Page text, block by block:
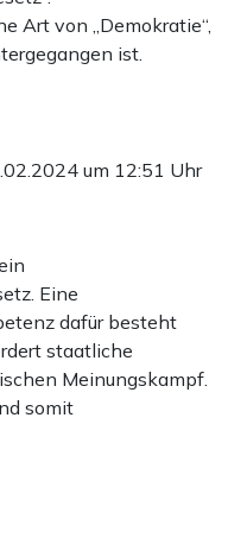
Art von „Demokratie“,
ist.
um 12:51 Uhr
Eine
dafür besteht
staatliche
Meinungskampf.
somit